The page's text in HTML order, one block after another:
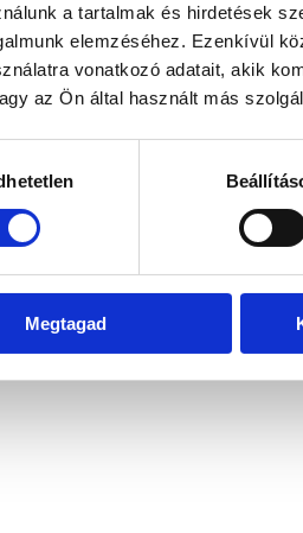
a tartalmak és hirdetések
elemzéséhez. Ezenkívül
vonatkozó adatait, akik
az Ön által használt más
Megtagad
a client-side exception has